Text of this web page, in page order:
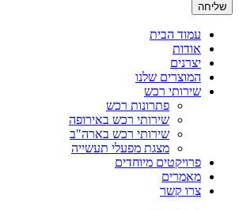
שליחה
עמוד הבית
אודות
יצרנים
המוצרים שלנו
שירותי רכש
פתרונות רכש
שירותי רכש באירופה
שירותי רכש בארה"ב
מצגת מפעלי תעשייה
פרויקטים מיוחדים
מאמרים
צרו קשר